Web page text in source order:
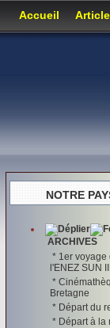
Accueil
NOTRE
ARCHIVES
* 1er voyage
l'ENEZ SUN III
*
Bretagne
* Départ du
* Départ à la